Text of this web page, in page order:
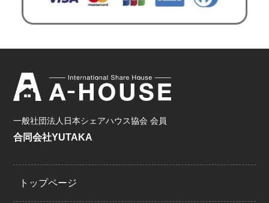
一般社団法人日本シェアハウス協会 会員
合同会社YUTAKA
トップページ